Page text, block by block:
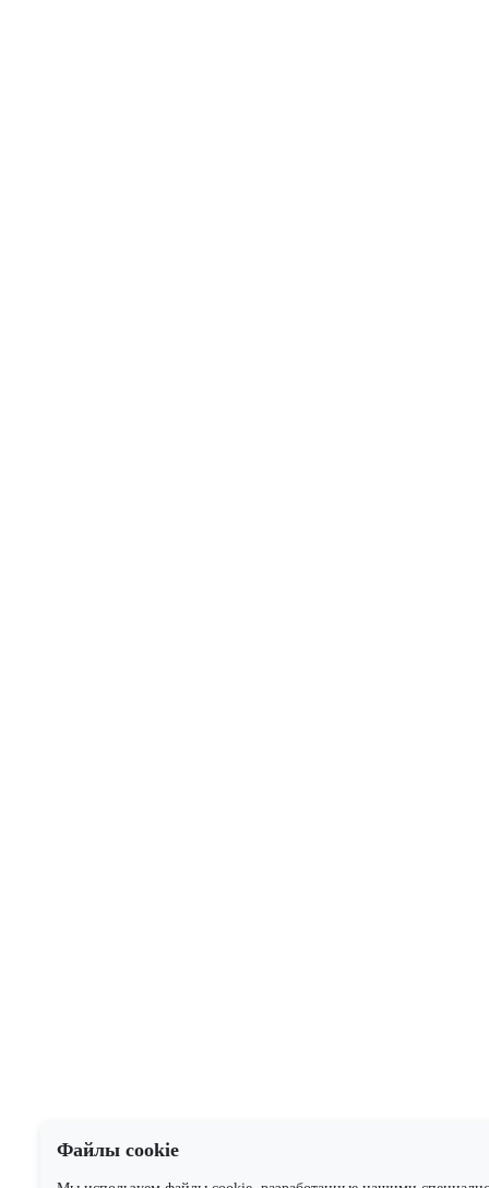
Файлы cookie